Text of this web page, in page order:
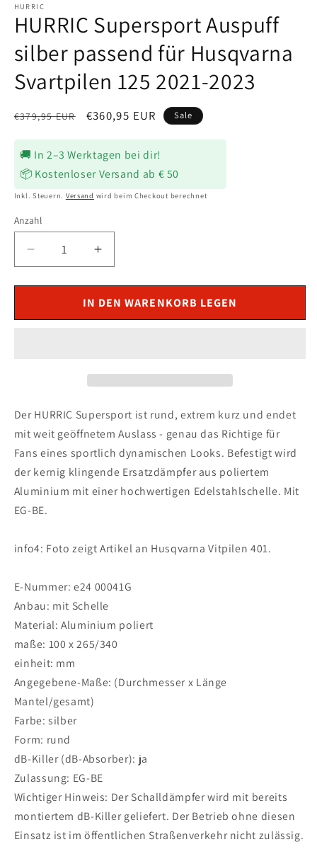
HURRIC
HURRIC Supersport Auspuff
silber passend für Husqvarna
Svartpilen 125 2021-2023
Normaler
€379,95 EUR Verkaufspreis
€360,95 EUR Sale
🚚 In 2–3 Werktagen bei dir!
📦 Kostenloser Versand ab € 50
Inkl. Steuern. Versand wird beim Checkout berechnet
Anzahl
Verringere
die
Menge
HURRIC
Husqvarna
Svartpilen
125
2021-
2023
Erhöhe
die
Menge
für
HURRIC
Husqvarna
Svartpilen
125
2021-
2023
IN DEN WARENKORB LEGEN
Der HURRIC Supersport ist rund, extrem kurz und endet
mit weit geöffnetem Auslass - genau das Richtige für
Fans eines sportlich dynamischen Looks. Befestigt wird
der kernig klingende Ersatzdämpfer aus poliertem
Aluminium mit einer hochwertigen Edelstahlschelle. Mit
EG-BE.
info4: Foto zeigt Artikel an Husqvarna Vitpilen 401.
E-Nummer: e24 00041G
Anbau: mit Schelle
Material: Aluminium poliert
maße: 100 x 265/340
einheit: mm
Angegebene-Maße: (Durchmesser x Länge
Mantel/gesamt)
Farbe: silber
Form: rund
dB-Killer (dB-Absorber): ja
Zulassung: EG-BE
Wichtiger Hinweis: Der Schalldämpfer wird mit bereits
montiertem dB-Killer geliefert. Der Betrieb ohne diesen
Einsatz ist im öffentlichen Straßenverkehr nicht zulässig.